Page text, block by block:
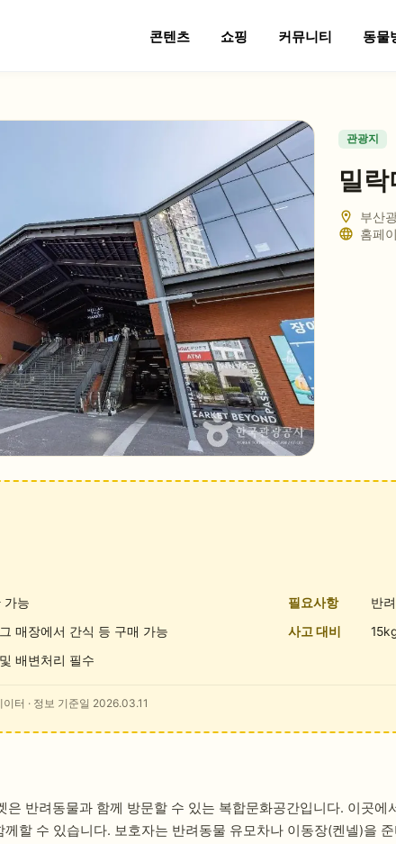
콘텐츠 쇼핑 커뮤니티 동물
관광지
밀
부산
홈페
가능 필요사항
반
매장에서 간식 등 구매 가능 사고 대비
배변처리 필수
터 · 정보 기준일 2026.03.11
은 반려동물과 함께 방문할 수 있는 복합문화공간입니다. 이곳
할 수 있습니다. 보호자는 반려동물 유모차나 이동장(켄넬)을